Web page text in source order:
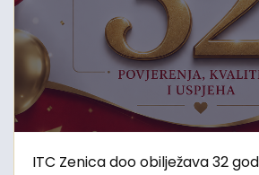
ITC Zenica doo obilježava 32